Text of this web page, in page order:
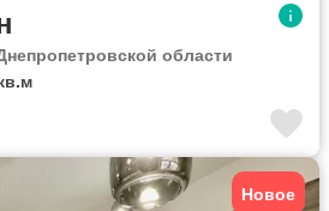
области
Новое